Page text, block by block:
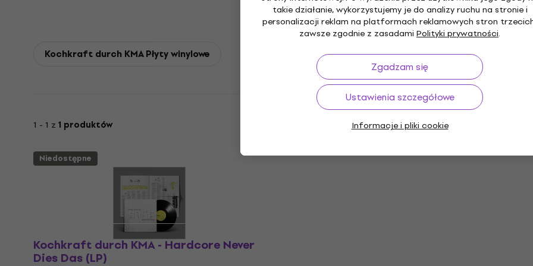
takie działanie, wykorzystujemy je do analizy ruchu na stronie i
personalizacji reklam na platformach reklamowych stron
zawsze zgodnie z zasadami Polityki prywatności.
Zgadzam się
Ustawienia szczegółowe
Informacje i pliki cookie
Kochkraft durch KMA Płyty winylowe
1 - 1 z 1 produktów
Niedostępne
Kochkraft durch KMA - Hardcore Never
Dies Das (LP)